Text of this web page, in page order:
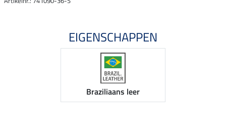
EIGENSCHAPPEN
Braziliaans leer